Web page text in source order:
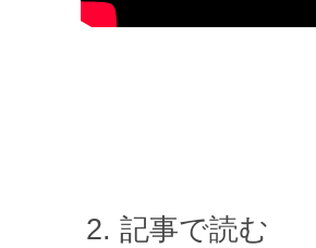
記事で読む